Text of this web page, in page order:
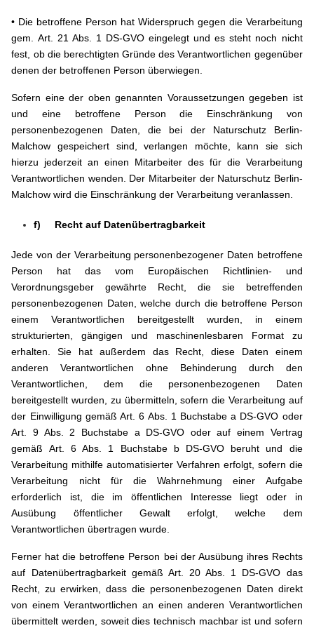
• Die betroffene Person hat Widerspruch gegen die Verarbeitung
gem. Art. 21 Abs. 1 DS-GVO eingelegt und es steht noch nicht
fest, ob die berechtigten Gründe des Verantwortlichen gegenüber
denen der betroffenen Person überwiegen.
Sofern eine der oben genannten Voraussetzungen gegeben ist
und eine betroffene Person die Einschränkung von
personenbezogenen Daten, die bei der Naturschutz Berlin-
Malchow gespeichert sind, verlangen möchte, kann sie sich
hierzu jederzeit an einen Mitarbeiter des für die Verarbeitung
Verantwortlichen wenden. Der Mitarbeiter der Naturschutz Berlin-
Malchow wird die Einschränkung der Verarbeitung veranlassen.
f) Recht auf Datenübertragbarkeit
Jede von der Verarbeitung personenbezogener Daten betroffene
Person hat das vom Europäischen Richtlinien- und
Verordnungsgeber gewährte Recht, die sie betreffenden
personenbezogenen Daten, welche durch die betroffene Person
einem Verantwortlichen bereitgestellt wurden, in einem
strukturierten, gängigen und maschinenlesbaren Format zu
erhalten. Sie hat außerdem das Recht, diese Daten einem
anderen Verantwortlichen ohne Behinderung durch den
Verantwortlichen, dem die personenbezogenen Daten
bereitgestellt wurden, zu übermitteln, sofern die Verarbeitung auf
der Einwilligung gemäß Art. 6 Abs. 1 Buchstabe a DS-GVO oder
Art. 9 Abs. 2 Buchstabe a DS-GVO oder auf einem Vertrag
gemäß Art. 6 Abs. 1 Buchstabe b DS-GVO beruht und die
Verarbeitung mithilfe automatisierter Verfahren erfolgt, sofern die
Verarbeitung nicht für die Wahrnehmung einer Aufgabe
erforderlich ist, die im öffentlichen Interesse liegt oder in
Ausübung öffentlicher Gewalt erfolgt, welche dem
Verantwortlichen übertragen wurde.
Ferner hat die betroffene Person bei der Ausübung ihres Rechts
auf Datenübertragbarkeit gemäß Art. 20 Abs. 1 DS-GVO das
Recht, zu erwirken, dass die personenbezogenen Daten direkt
von einem Verantwortlichen an einen anderen Verantwortlichen
übermittelt werden, soweit dies technisch machbar ist und sofern